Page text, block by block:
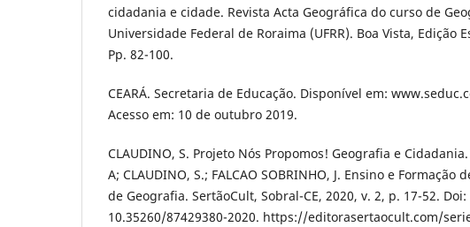
cidadania e cidade. Revista Acta Geográfica do curso de
Universidade Federal de Roraima (UFRR). Boa Vista, Edição
Pp. 82-100.
CEARÁ. Secretaria de Educação. Disponível em:
Acesso em: 10 de outubro 2019.
CLAUDINO, S. Projeto Nós Propomos! Geografia e Cidadania.
A; CLAUDINO, S.; FALCAO SOBRINHO, J. Ensino e Formação
de Geografia. SertãoCult, Sobral-CE, 2020, v. 2, p. 17-52. Doi:
10.35260/87429380-2020. https://editorasertaocult.com/